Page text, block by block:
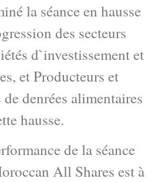
la séance en hausse
des secteurs
d`investissement et
et Producteurs et
denrées alimentaires
hausse.
de la séance
All Shares est à